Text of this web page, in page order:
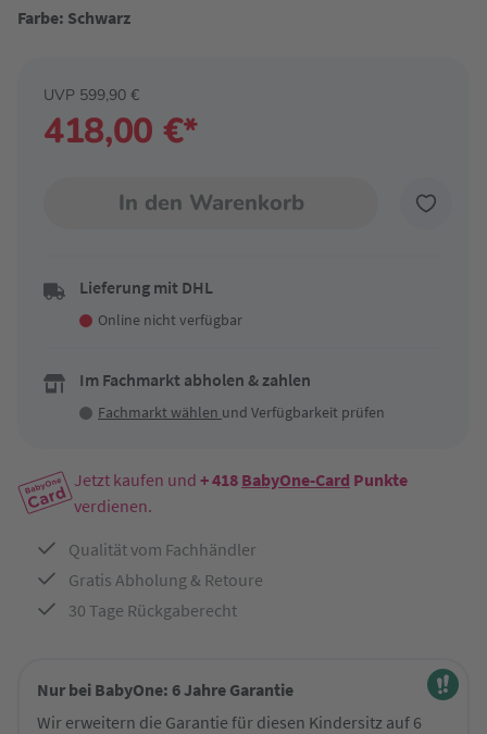
Farbe: Schwarz
418,00 €*
UVP 599,90 €
In den Warenkorb
Lieferung mit DHL
Online nicht verfügbar
Im Fachmarkt abholen & zahlen
Fachmarkt wählen und Verfügbarkeit prüfen
Jetzt kaufen und + 418 BabyOne-Card Punkte
verdienen.
Qualität vom Fachhändler
Gratis Abholung & Retoure
30 Tage Rückgaberecht
Nur bei BabyOne: 6 Jahre Garantie
Wir erweitern die Garantie für diesen Kindersitz auf 6